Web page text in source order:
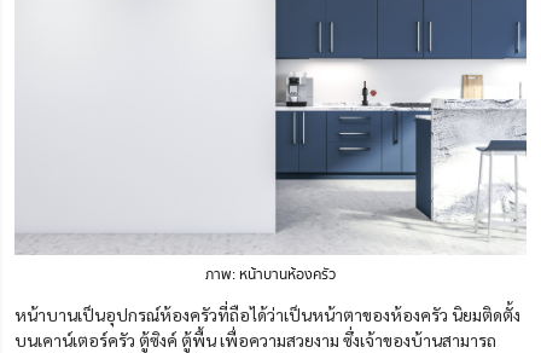
ภาพ: หน้าบานห้องครัว
หน้าบานเป็นอุปกรณ์ห้องครัวที่ถือได้ว่าเป็นหน้าตาของห้องครัว นิยมติดตั้ง
บนเคาน์เตอร์ครัว ตู้ซิงค์ ตู้พื้น เพื่อความสวยงาม ซึ่งเจ้าของบ้านสามารถ